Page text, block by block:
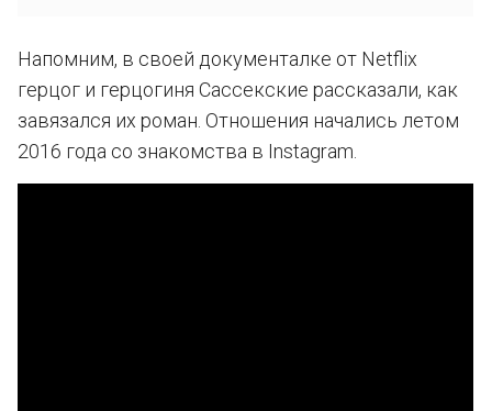
Напомним, в своей документалке от Netflix
герцог и герцогиня Сассекские рассказали, как
завязался их роман. Отношения начались летом
2016 года со знакомства в Instagram.